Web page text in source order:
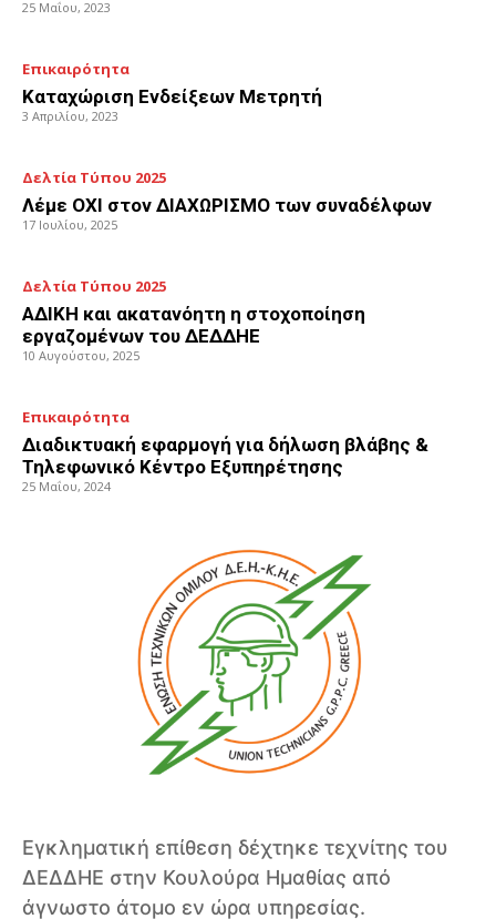
25 Μαΐου, 2023
Επικαιρότητα
Καταχώριση Ενδείξεων Μετρητή
3 Απριλίου, 2023
Δελτία Τύπου 2025
Λέμε ΟΧΙ στον ΔΙΑΧΩΡΙΣΜΟ των συναδέλφων
17 Ιουλίου, 2025
Δελτία Τύπου 2025
ΑΔΙΚΗ και ακατανόητη η στοχοποίηση
εργαζομένων του ΔΕΔΔΗΕ
10 Αυγούστου, 2025
Επικαιρότητα
Διαδικτυακή εφαρμογή για δήλωση βλάβης &
Τηλεφωνικό Κέντρο Εξυπηρέτησης
25 Μαΐου, 2024
Εγκληματική επίθεση δέχτηκε τεχνίτης του
ΔΕΔΔΗΕ στην Κουλούρα Ημαθίας από
άγνωστο άτομο εν ώρα υπηρεσίας.